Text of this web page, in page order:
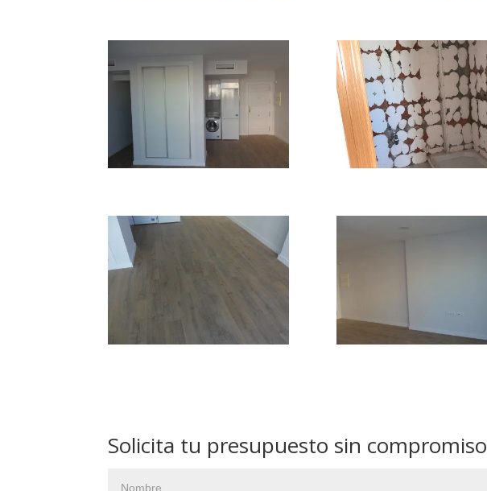
Solicita tu presupuesto sin compromiso